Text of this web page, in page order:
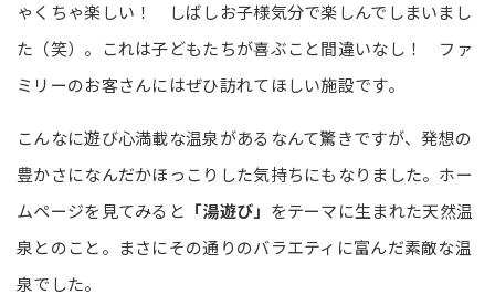
ゃくちゃ楽しい！ しばしお子様気分で楽しんでしまいまし
た（笑）。これは子どもたちが喜ぶこと間違いなし！ ファ
ミリーのお客さんにはぜひ訪れてほしい施設です。
こんなに遊び心満載な温泉があるなんて驚きですが、発想の
豊かさになんだかほっこりした気持ちにもなりました。ホー
ムページを見てみると 「湯遊び」 をテーマに生まれた天然温
泉とのこと。まさにその通りのバラエティに富んだ素敵な温
泉でした。